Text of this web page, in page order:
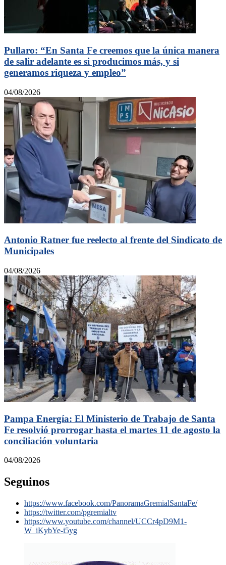
Pullaro: “En Santa Fe creemos que la única manera
de salir adelante es si producimos más, y si
generamos riqueza y empleo”
04/08/2026
Antonio Ratner fue reelecto al frente del Sindicato de
Municipales
04/08/2026
Pampa Energía: El Ministerio de Trabajo de Santa
Fe resolvió prorrogar hasta el martes 11 de agosto la
conciliación voluntaria
04/08/2026
Seguinos
https://www.facebook.com/PanoramaGremialSantaFe/
https://twitter.com/pgremialtv
https://www.youtube.com/channel/UCCr4pD9M1-
W_iKybYe-i5yg